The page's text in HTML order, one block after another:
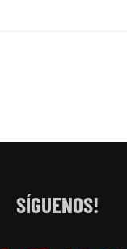
SÍGUENOS!